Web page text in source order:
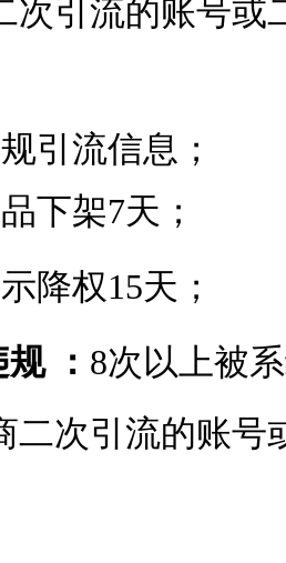
次引流的账号或
引流信息；
下架7天；
降权15天；
： 8次以上被
二次引流的账号